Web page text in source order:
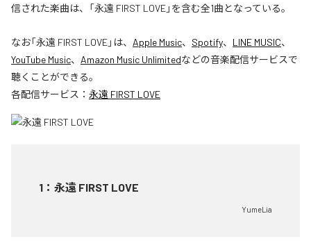
信された楽曲は、「永遠 FIRST LOVE」を含む全1曲となっている。
なお「永遠 FIRST LOVE」は、 Apple Music、 Spotify、 LINE MUSIC、
YouTube Music、 Amazon Music Unlimitedなどの音楽配信サービスで
聴くことができる。
各配信サービス： 永遠 FIRST LOVE
1 ： 永遠 FIRST LOVE
YumeLia